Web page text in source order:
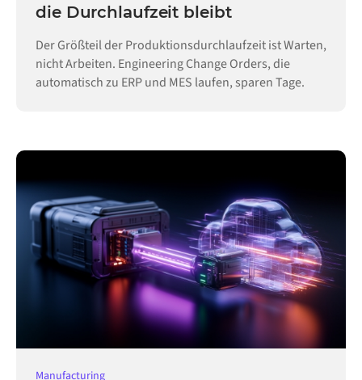
die Durchlaufzeit bleibt
Der Größteil der Produktionsdurchlaufzeit ist Warten,
nicht Arbeiten. Engineering Change Orders, die
automatisch zu ERP und MES laufen, sparen Tage.
Manufacturing